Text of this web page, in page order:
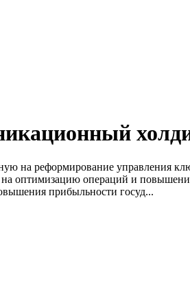
на реформирование управления
оптимизацию операций и
прибыльности госуд...